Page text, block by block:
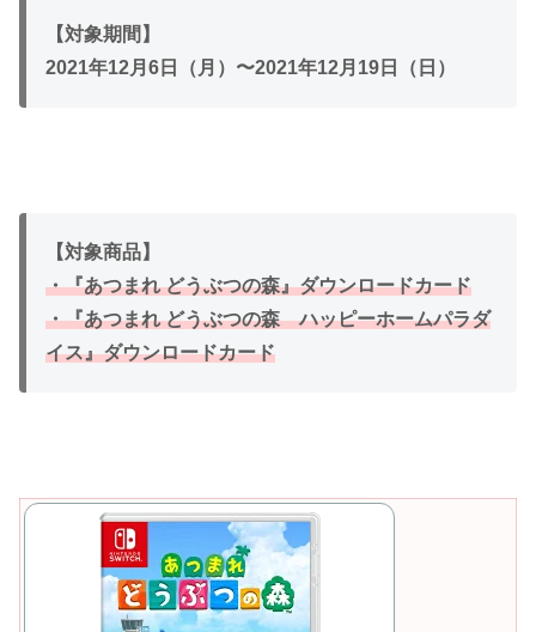
【対象期間】
2021年12月6日（月）〜2021年12月19日（日）
【対象商品】
・『あつまれ どうぶつの森』ダウンロードカード
・『あつまれ どうぶつの森 ハッピーホームパラダ
イス』ダウンロードカード